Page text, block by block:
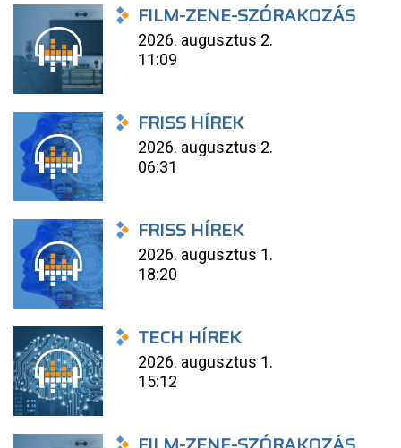
FILM-ZENE-SZÓRAKOZÁS
2026. augusztus 2.
11:09
FRISS HÍREK
2026. augusztus 2.
06:31
FRISS HÍREK
2026. augusztus 1.
18:20
TECH HÍREK
2026. augusztus 1.
15:12